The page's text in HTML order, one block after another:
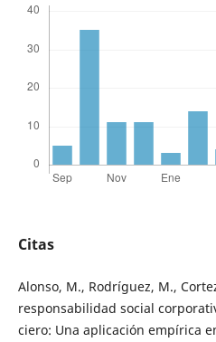
Citas
Alonso, M., Rodríguez, M.,
responsabilidad social
ciero: Una aplicación empírica